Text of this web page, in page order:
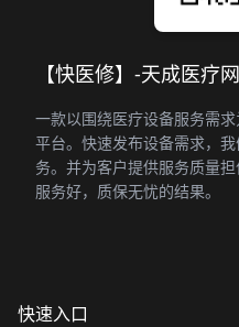
【快医修】-天成医疗
一款以围绕医疗设备服务需
平台。快速发布设备需求，
务。并为客户提供服务质量
服务好，质保无忧的结果。
快速入口